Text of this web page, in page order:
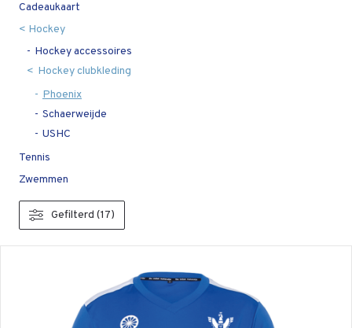
Cadeaukaart
Hockey
Hockey accessoires
Hockey clubkleding
Phoenix
Schaerweijde
USHC
Tennis
Zwemmen
Gefilterd (17)